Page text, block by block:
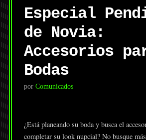
Especial
de Novia:
Accesorios
Bodas
por Comunicados
¿Está planeando su boda y busca el
completar su look nupcial? No busque